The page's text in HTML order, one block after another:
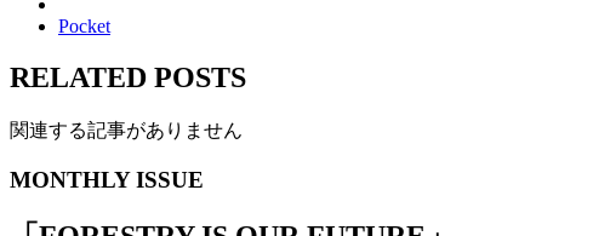
Pocket
RELATED POSTS
関連する記事がありません
MONTHLY ISSUE